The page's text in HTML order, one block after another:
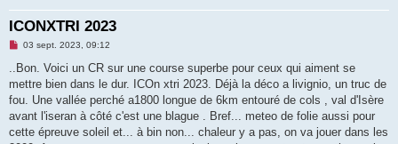
ICONXTRI 2023
M
s
a
g
n
o
03 sept. 2023, 09:12
..Bon. Voici un CR sur une course superbe pour ceux qui aiment se
mettre bien dans le dur. ICOn xtri 2023. Déjà la déco a livignio, un truc de
fou. Une vallée perché a1800 longue de 6km entouré de cols , val d'Isère
avant l'iseran à côté c'est une blague . Bref... meteo de folie aussi pour
cette épreuve soleil et... à bin non... chaleur y a pas, on va jouer dans les